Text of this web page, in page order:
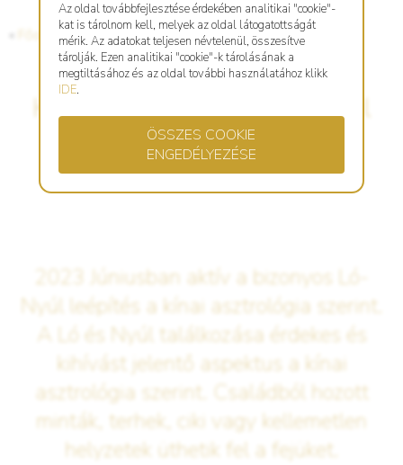
Az oldal továbbfejlesztése érdekében analitikai "cookie"-
kat is tárolnom kell, melyek az oldal látogatottságát
mérik. Az adatokat teljesen névtelenül, összesítve
tárolják. Ezen analitikai "cookie"-k tárolásának a
megtiltásához és az oldal további használatához klikk
IDE.
ÖSSZES COOKIE
ENGEDÉLYEZÉSE
Főoldal«Blog
Hogyan éljük meg a Ló-Nyúl
leépítés magas szintjét?
2023 Júniusban aktív a bizonyos Ló-
Nyúl leépítés a kínai asztrológia szerint.
A Ló és Nyúl találkozása érdekes és
kihívást jelentő aspektus a kínai
asztrológia szerint. Családból hozott
minták, terhek, ciki vagy kellemetlen
helyzetek üthetik fel a fejüket.